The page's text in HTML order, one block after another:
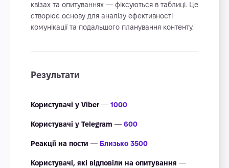
квізах та опитуваннях — фіксуються в таблиці. Це
створює основу для аналізу ефективності
комунікації та подальшого планування контенту.
Результати
Користувачі у Viber— 1000
Користувачі у Telegram — 600
Реакції на пости — Близько 3500
Користувачі, які відповіли на опитування —